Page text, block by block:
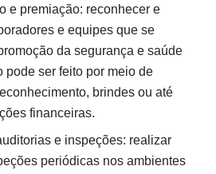
e premiação: reconhecer e
e equipes que se
da segurança e saúde
pode ser feito por meio de
brindes ou até
financeiras.
e inspeções: realizar
periódicas nos ambientes